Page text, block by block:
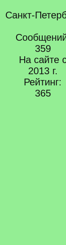
Санкт-
359
На сайте
2013 г.
Рейтинг:
365